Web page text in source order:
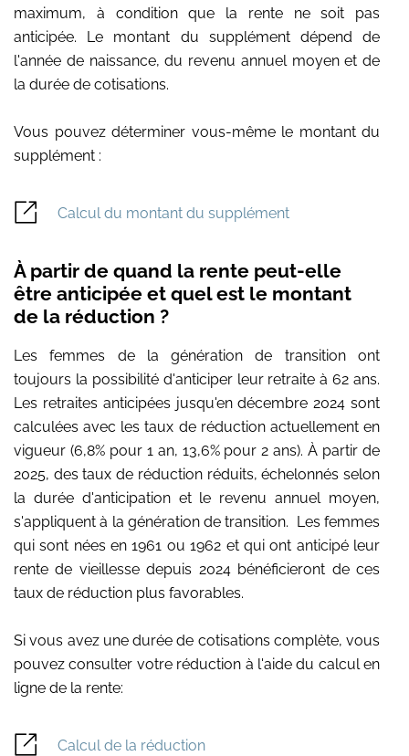
maximum, à condition que la rente ne soit pas
anticipée. Le montant du supplément dépend de
l'année de naissance, du revenu annuel moyen et de
la durée de cotisations.
Vous pouvez déterminer vous-même le montant du
supplément :
Calcul du montant du supplément
À partir de quand la rente peut-elle
être anticipée et quel est le montant
de la réduction ?
Les femmes de la génération de transition ont
toujours la possibilité d'anticiper leur retraite à 62 ans.
Les retraites anticipées jusqu'en décembre 2024 sont
calculées avec les taux de réduction actuellement en
vigueur (6,8% pour 1 an, 13,6% pour 2 ans). À partir de
2025, des taux de réduction réduits, échelonnés selon
la durée d'anticipation et le revenu annuel moyen,
s'appliquent à la génération de transition. Les femmes
qui sont nées en 1961 ou 1962 et qui ont anticipé leur
rente de vieillesse depuis 2024 bénéficieront de ces
taux de réduction plus favorables.
Si vous avez une durée de cotisations complète, vous
pouvez consulter votre réduction à l'aide du calcul en
ligne de la rente:
Calcul de la réduction